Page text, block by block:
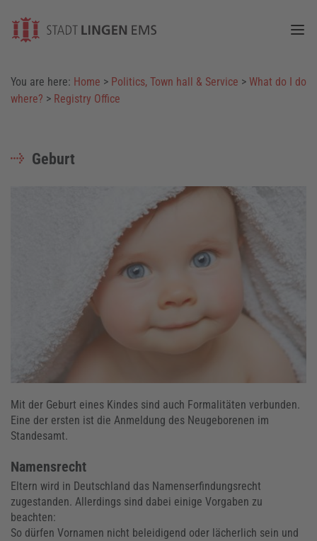
You are here: Home > Politics, Town hall & Service > What do I do
where? > Registry Office
Geburt
Mit der Geburt eines Kindes sind auch Formalitäten verbunden.
Eine der ersten ist die Anmeldung des Neugeborenen im
Standesamt.
Namensrecht
Eltern wird in Deutschland das Namenserfindungsrecht
zugestanden. Allerdings sind dabei einige Vorgaben zu
beachten:
So dürfen Vornamen nicht beleidigend oder lächerlich sein und